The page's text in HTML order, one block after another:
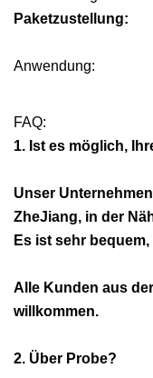
Paketzustellung:
Anwendung:
FAQ:
1. Ist es möglich,
Unser
ZheJiang, in der
Es ist sehr
Alle Kunden aus
willkommen.
2. Über Probe?